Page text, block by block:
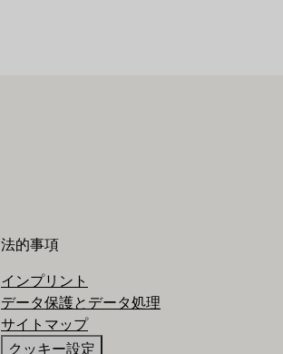
法的事項
インプリント
データ保護とデータ処理
サイトマップ
クッキー設定